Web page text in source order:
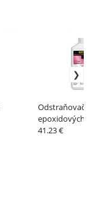
Odstraňovač
epoxidových
mált ERY 92
41.23 €